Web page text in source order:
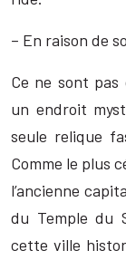
– En raison de
Ce ne sont pas
un endroit
seule relique
Comme le plus
l’ancienne
du Temple du
cette ville